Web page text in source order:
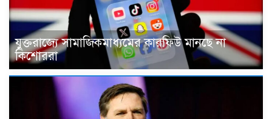
যুক্তরাজ্যে সামাজিকমাধ্যমের কারফিউ মানছে না
কিশোররা